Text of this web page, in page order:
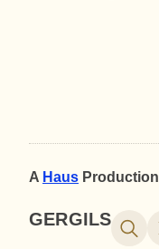
A Haus Production
GERGILS